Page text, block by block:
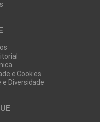
e Cookies
e Diversidade